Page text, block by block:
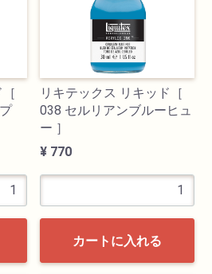
リキテックス リキッド［
038 セルリアンブルーヒュ
ー ］
¥ 770
カートに入れる